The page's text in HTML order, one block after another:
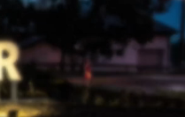
Aloldalak [